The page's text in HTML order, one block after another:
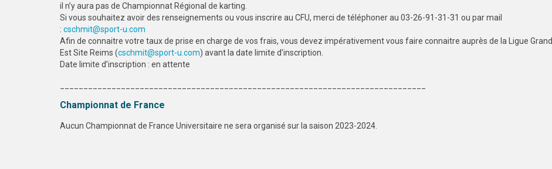
il n’y aura pas de Championnat Régional de karting.
Si vous souhaitez avoir des renseignements ou vous inscrire au CFU, merci de téléphoner au 03-26-91-31-31 ou par mail
: cschmit@sport-u.com
Afin de connaitre votre taux de prise en charge de vos frais, vous devez impérativement vous faire connaitre auprès de la Ligue Grand
Est Site Reims (cschmit@sport-u.com) avant la date limite d’inscription.
Date limite d’inscription : en attente
Championnat de France
Aucun Championnat de France Universitaire ne sera organisé sur la saison 2023-2024.